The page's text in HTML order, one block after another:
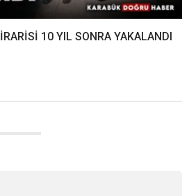
10 YIL SONRA YAKALANDI